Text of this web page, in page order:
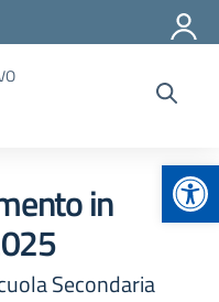
in
Secondaria